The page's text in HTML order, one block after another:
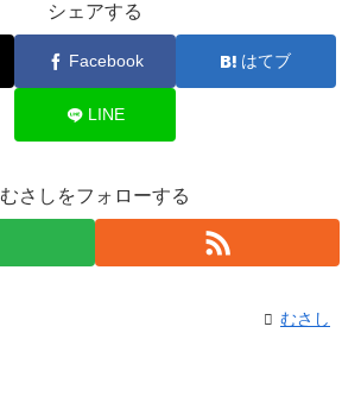
シェアする
Facebook はてブ
LINE
むさしをフォローする
むさし